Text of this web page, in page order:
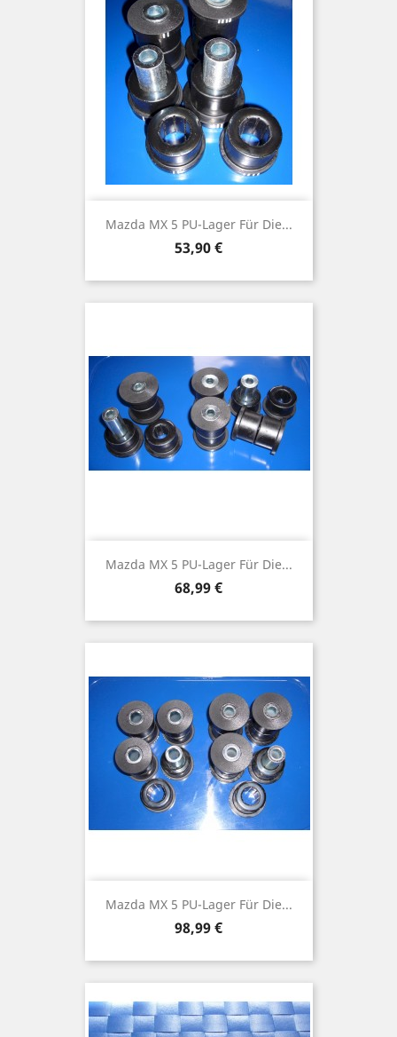
Mazda MX 5 PU-Lager Für Die...
Preis
53,90 €
Mazda MX 5 PU-Lager Für Die...
Preis
68,99 €
Mazda MX 5 PU-Lager Für Die...
Preis
98,99 €